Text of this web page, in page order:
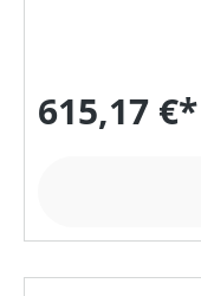
615,17 €*